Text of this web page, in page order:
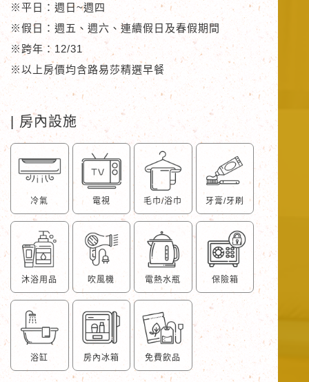
※平日： 週日~週四
※假日： 週五、週六、連續假日及春假期間
※跨年： 12/31
※以上房價均含路易莎精選早餐
| 房內設施
冷氣 電視 毛巾/浴巾 牙膏/牙刷
沐浴用品 吹風機 電熱水瓶 保險箱
浴缸 房內冰箱 免費飲品